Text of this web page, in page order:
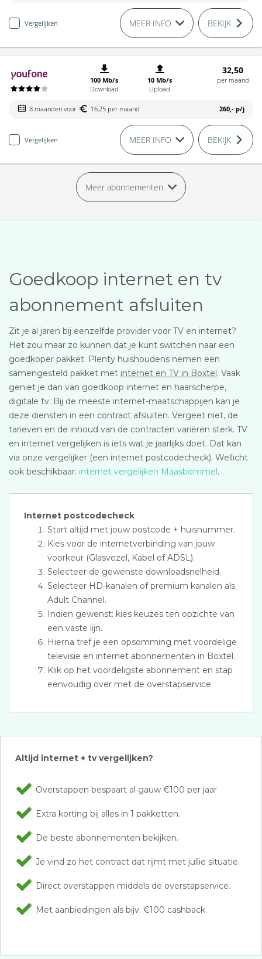
Vergelijken MEER INFO BEKIJK
100 Mb/s
Download
10 Mb/s
Upload
32,50
per maand
8 maanden voor 16,25 per maand 260,- p/j
Vergelijken MEER INFO BEKIJK
Meer abonnementen
Goedkoop internet en tv
abonnement afsluiten
Zit je al jaren bij eenzelfde provider voor TV en internet?
Het zou maar zo kunnen dat je kunt switchen naar een
goedkoper pakket. Plenty huishoudens nemen een
samengesteld pakket met internet en TV in Boxtel. Vaak
geniet je dan van goedkoop internet en haarscherpe,
digitale tv. Bij de meeste internet-maatschappijen kan je
deze diensten in een contract afsluiten. Vergeet niet, de
tarieven en de inhoud van de contracten variëren sterk. TV
en internet vergelijken is iets wat je jaarlijks doet. Dat kan
via onze vergelijker (een internet postcodecheck). Wellicht
ook beschikbaar: internet vergelijken Maasbommel.
Internet postcodecheck
Start altijd met jouw postcode + huisnummer.
Kies voor de internetverbinding van jouw
voorkeur (Glasvezel, Kabel of ADSL).
Selecteer de gewenste downloadsnelheid.
Selecteer HD-kanalen of premium kanalen als
Adult Channel.
Indien gewenst: kies keuzes ten opzichte van
een vaste lijn.
Hierna tref je een opsomming met voordelige
televisie en internet abonnementen in Boxtel.
Klik op het voordeligste abonnement en stap
eenvoudig over met de overstapservice.
Altijd internet + tv vergelijken?
Overstappen bespaart al gauw €100 per jaar
Extra korting bij alles in 1 pakketten.
De beste abonnementen bekijken.
Je vind zo het contract dat rijmt met jullie situatie.
Direct overstappen middels de overstapservice.
Met aanbiedingen als bijv. €100 cashback.